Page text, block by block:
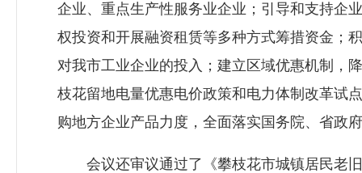
企业、重点生产性服务业企业；引导和支持企
权投资和开展融资租赁等多种方式筹措资金；
对我市工业企业的投入；建立区域优惠机制，
枝花留地电量优惠电价政策和电力体制改革试
购地方企业产品力度，全面落实国务院、省政
会议还审议通过了《攀枝花市城镇居民老旧